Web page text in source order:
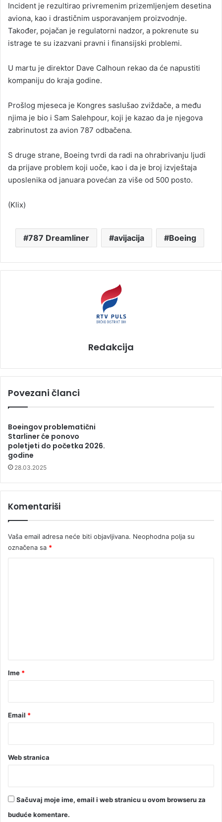
Incident je rezultirao privremenim prizemljenjem desetina
aviona, kao i drastičnim usporavanjem proizvodnje.
Također, pojačan je regulatorni nadzor, a pokrenute su
istrage te su izazvani pravni i finansijski problemi.
U martu je direktor Dave Calhoun rekao da će napustiti
kompaniju do kraja godine.
Prošlog mjeseca je Kongres saslušao zviždače, a među
njima je bio i Sam Salehpour, koji je kazao da je njegova
zabrinutost za avion 787 odbačena.
S druge strane, Boeing tvrdi da radi na ohrabrivanju ljudi
da prijave problem koji uoče, kao i da je broj izvještaja
uposlenika od januara povećan za više od 500 posto.
(Klix)
787 Dreamliner avijacija Boeing
Redakcija
Povezani članci
Boeingov problematični
Starliner će ponovo
poletjeti do početka 2026.
godine
28.03.2025
Komentariši
Vaša email adresa neće biti objavljivana. Neophodna polja su
označena sa *
rIme *
Email *
Web stranica
Sačuvaj moje ime, email i web stranicu u ovom browseru za
buduće komentare.